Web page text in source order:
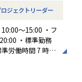
思い
いメディア・サ
も挑戦し続け、
ます。
す。
名、リーダー4
ジェクトリーダー
～15:00 ・フ
・標準勤務
労働時間 7 時間